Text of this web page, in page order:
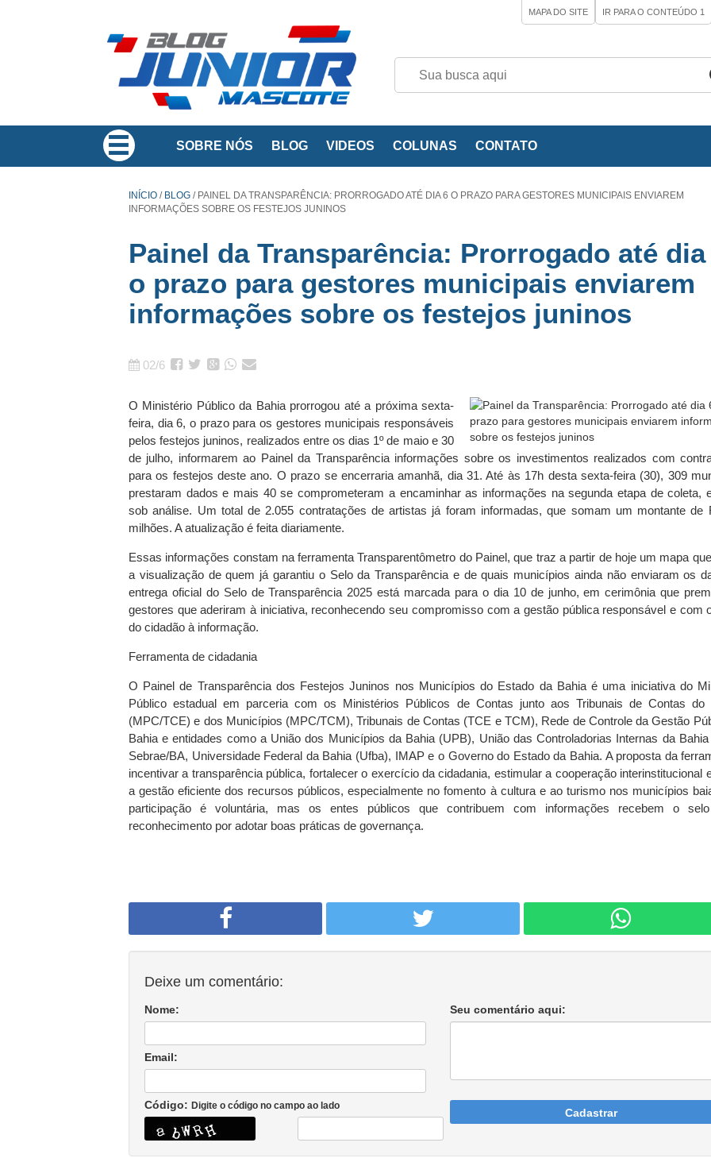
MAPA DO SITE IR PARA O CONTEÚDO 1
SOBRE NÓS BLOG VIDEOS COLUNAS CONTATO
INÍCIO / BLOG /PAINEL DA TRANSPARÊNCIA: PRORROGADO ATÉ DIA 6 O PRAZO PARA GESTORES MUNICIPAIS ENVIAREM
INFORMAÇÕES SOBRE OS FESTEJOS JUNINOS
Painel da Transparência: Prorrogado até dia
o prazo para gestores municipais enviarem
informações sobre os festejos juninos
02/6
O Ministério Público da Bahia prorrogou até a próxima sexta-
feira, dia 6, o prazo para os gestores municipais responsáveis
pelos festejos juninos, realizados entre os dias 1º de maio e 30
de julho, informarem ao Painel da Transparência informações sobre os investimentos realizados com
para os festejos deste ano. O prazo se encerraria amanhã, dia 31. Até às 17h desta sexta-feira (30), 309
prestaram dados e mais 40 se comprometeram a encaminhar as informações na segunda etapa de coleta,
sob análise. Um total de 2.055 contratações de artistas já foram informadas, que somam um montante de
milhões. A atualização é feita diariamente.
Essas informações constam na ferramenta Transparentômetro do Painel, que traz a partir de hoje um mapa
a visualização de quem já garantiu o Selo da Transparência e de quais municípios ainda não enviaram os
entrega oficial do Selo de Transparência 2025 está marcada para o dia 10 de junho, em cerimônia que
gestores que aderiram à iniciativa, reconhecendo seu compromisso com a gestão pública responsável e com
do cidadão à informação.
Ferramenta de cidadania
O Painel de Transparência dos Festejos Juninos nos Municípios do Estado da Bahia é uma iniciativa do
Público estadual em parceria com os Ministérios Públicos de Contas junto aos Tribunais de Contas do
(MPC/TCE) e dos Municípios (MPC/TCM), Tribunais de Contas (TCE e TCM), Rede de Controle da Gestão
Bahia e entidades como a União dos Municípios da Bahia (UPB), União das Controladorias Internas da
Sebrae/BA, Universidade Federal da Bahia (Ufba), IMAP e o Governo do Estado da Bahia. A proposta da
incentivar a transparência pública, fortalecer o exercício da cidadania, estimular a cooperação interinstitucional
a gestão eficiente dos recursos públicos, especialmente no fomento à cultura e ao turismo nos municípios
participação é voluntária, mas os entes públicos que contribuem com informações recebem o
reconhecimento por adotar boas práticas de governança.
Deixe um comentário:
Nome:
Email:
Código: Digite o código no campo ao lado
Seu comentário aqui:
Cadastrar